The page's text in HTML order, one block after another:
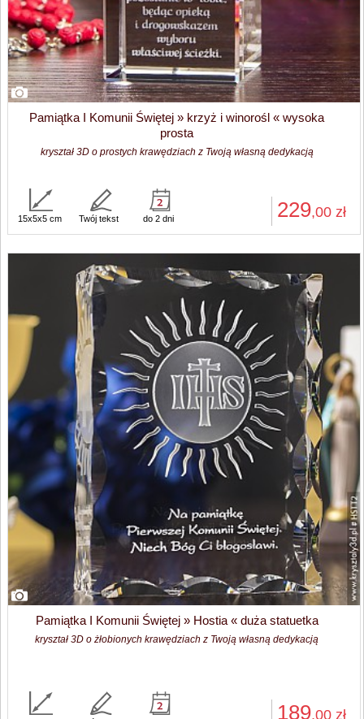
Pamiątka I Komunii Świętej » krzyż i winorośl « wysoka
prosta
kryształ 3D o prostych krawędziach z Twoją własną dedykacją
229,00 zł
15x5x5 cm Twój tekst do 2 dni
Pamiątka I Komunii Świętej » Hostia « duża statuetka
kryształ 3D o żłobionych krawędziach z Twoją własną dedykacją
189,00 zł